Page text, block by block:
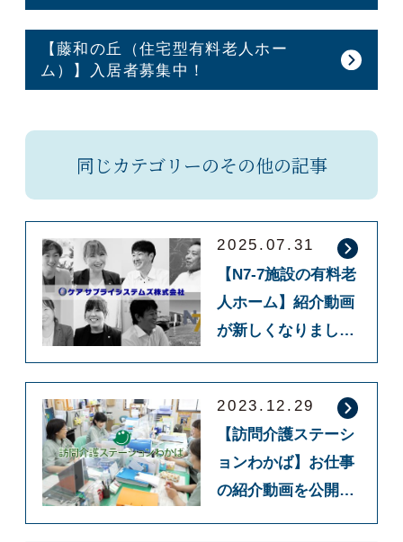
【藤和の丘（住宅型有料老人ホー
ム）】入居者募集中！
同じカテゴリーのその他の記事
2025.07.31
【N7-7施設の有料老
人ホーム】紹介動画
が新しくなりまし
た！！
2023.12.29
【訪問介護ステーシ
ョンわかば】お仕事
の紹介動画を公開し